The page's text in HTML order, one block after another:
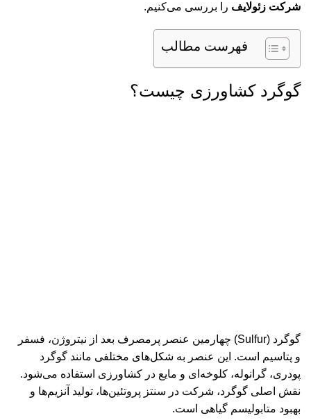
شرکت زئولایف را بررسی می‌کنیم.
فهرست مطالب
گوگرد کشاورزی چیست؟
گوگرد (Sulfur) چهارمین عنصر پرمصرف بعد از نیتروژن، فسفر
و پتاسیم است. این عنصر به شکل‌های مختلفی مانند گوگرد
پودری، گرانوله، کلوخه‌ای و مایع در کشاورزی استفاده می‌شود.
نقش اصلی گوگرد، شرکت در سنتز پروتئین‌ها، تولید آنزیم‌ها و
بهبود متابولیسم گیاهی است.